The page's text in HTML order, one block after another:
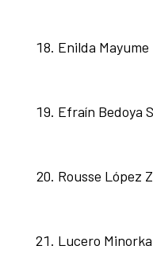
Enilda Mayume
Efraín Bedoya
Rousse López
Lucero